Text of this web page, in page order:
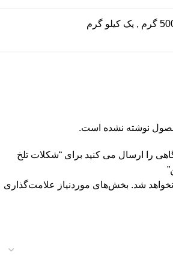
گرم , یک کیلو گرم
نوشته نشده است.
را ارسال می کنید برای “شکلات تلخ
شد. بخش‌های موردنیاز علامت‌گذاری